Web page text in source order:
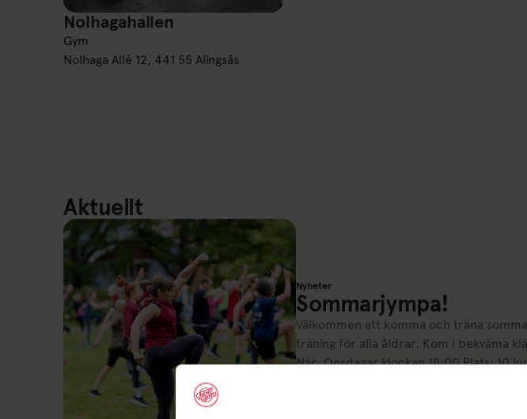
Nolhagahallen
Nolhagahallen
Gym
Nolhaga Allé 12, 441 55 Alingsås
Aktuellt
Nyheter
Sommarjympa!
Välkommen att komma och träna
träning för alla åldrar. Kom i bekväma
När: